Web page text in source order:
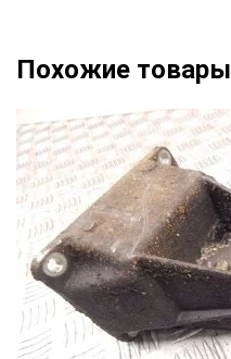
Похожие товары